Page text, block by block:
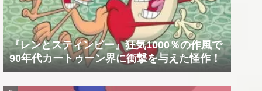
『レンとスティンピー』狂気1000％の作風で
90年代カートゥーン界に衝撃を与えた怪作！